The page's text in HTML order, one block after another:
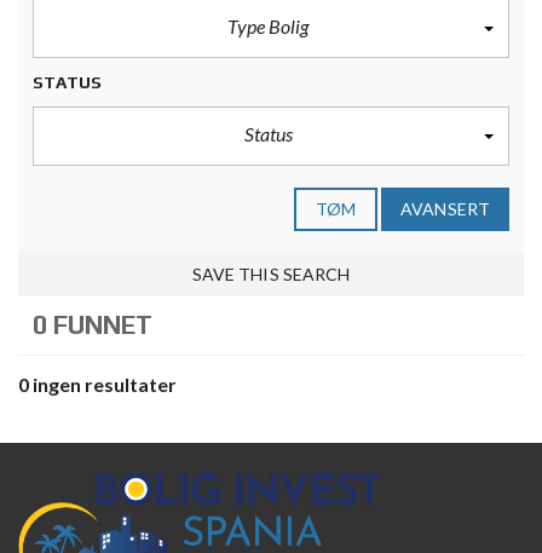
Type Bolig
STATUS
Status
TØM AVANSERT
SAVE THIS SEARCH
0 FUNNET
0 ingen resultater